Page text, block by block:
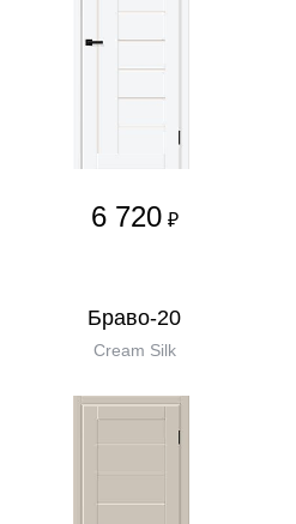
6 720 ₽
Браво-20
Cream Silk